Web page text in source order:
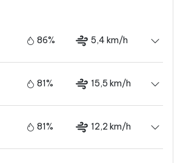
86% 5,4 km/h
81% 15,5 km/h
81% 12,2 km/h